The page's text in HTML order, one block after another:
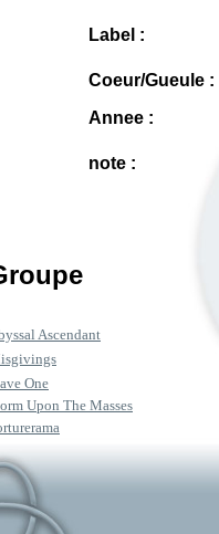
Label :
Coeur/Gueule :
Annee :
note :
Ascendant
One
Upon The Masses